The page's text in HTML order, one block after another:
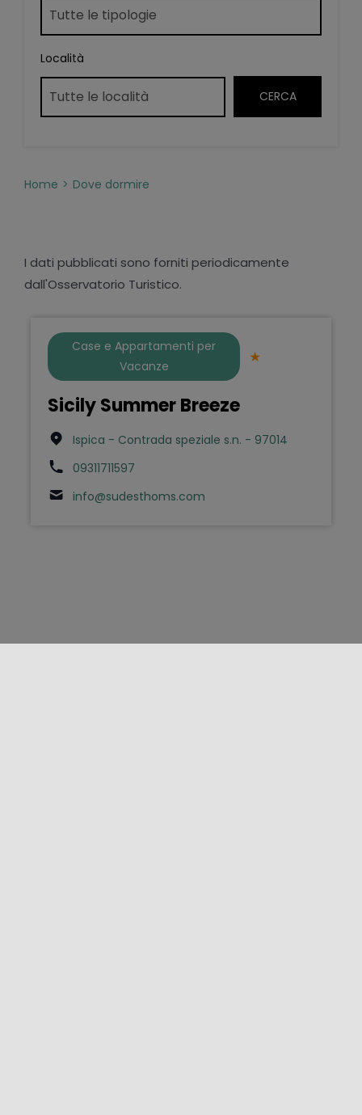
Località
Home Dove dormire
I dati pubblicati sono forniti periodicamente
dall'Osservatorio Turistico.
Case e Appartamenti per
Vacanze
Sicily Summer Breeze
Ispica - Contrada speziale s.n. - 97014
09311711597
info@sudesthoms.com